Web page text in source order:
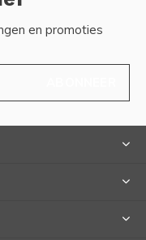
en promoties